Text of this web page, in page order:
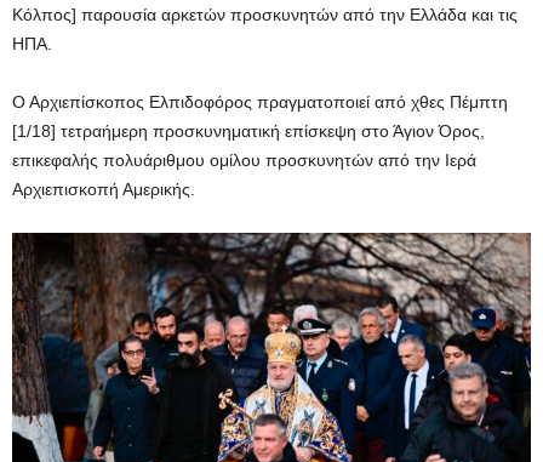
Κόλπος] παρουσία αρκετών προσκυνητών από την Ελλάδα και τις
ΗΠΑ.
Ο Αρχιεπίσκοπος Ελπιδοφόρος πραγματοποιεί από χθες Πέμπτη
[1/18] τετραήμερη προσκυνηματική επίσκεψη στο Άγιον Όρος,
επικεφαλής πολυάριθμου ομίλου προσκυνητών από την Ιερά
Αρχιεπισκοπή Αμερικής.